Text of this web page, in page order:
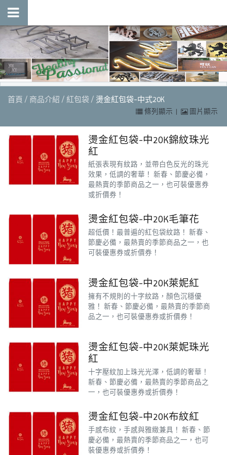
首頁 商品介紹 紅包袋 燙金紅包袋-中式20K
條列顯示 圖片顯示
燙金紅包袋-中20K錦紋珠光
紅
紙張表現有紋路，並帶白色反光的珠光
效果，低調的奢華！ 新春、節慶必備，
最熱賣的季節商品之一，也可裝優惠券
或折價券！
燙金紅包袋-中20K毛筆花
超低價！最普遍的紅包袋紋路！ 新春、
節慶必備，最熱賣的季節商品之一，也
可裝優惠券或折價券！
燙金紅包袋-中20K萊妮紅
擁有不規則的十字紋路，顏色沉穩優
雅！ 新春、節慶必備，最熱賣的季節商
品之一，也可裝優惠券或折價券！
燙金紅包袋-中20K萊妮珠光
紅
十字壓紋加上珠光光澤，低調的奢華！
新春、節慶必備，最熱賣的季節商品之
一，也可裝優惠券或折價券！
燙金紅包袋-中20K布紋紅
手感布紋，手感與雅緻兼具！ 新春、節
慶必備，最熱賣的季節商品之一，也可
裝優惠券或折價券！